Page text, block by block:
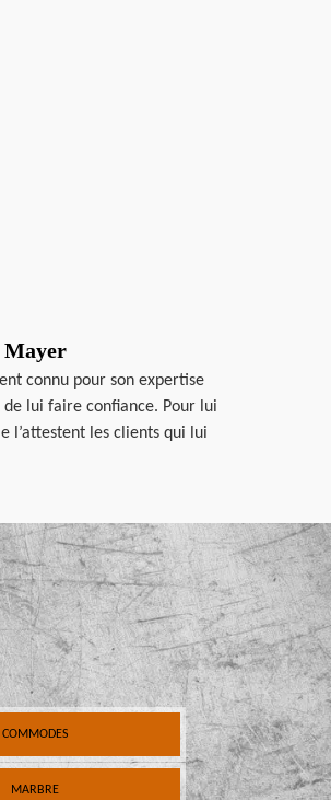
Mayer
connu pour son expertise
de lui faire confiance. Pour lui
l’attestent les clients qui lui
COMMODES
MARBRE